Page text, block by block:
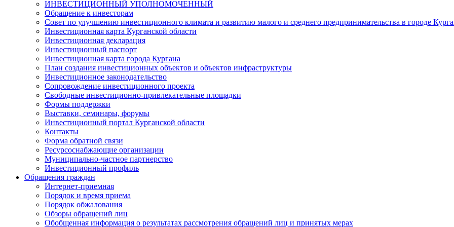
ИНВЕСТИЦИОННЫЙ УПОЛНОМОЧЕННЫЙ
Обращение к инвесторам
Совет по улучшению инвестиционного климата и развитию малого и среднего предпринимательства в городе
Инвестиционная карта Курганской области
Инвестиционная декларация
Инвестиционный паспорт
Инвестиционная карта города Кургана
План создания инвестиционных объектов и объектов инфраструктуры
Инвестиционное законодательство
Сопровождение инвестиционного проекта
Свободные инвестиционно-привлекательные площадки
Формы поддержки
Выставки, семинары, форумы
Инвестиционный портал Курганской области
Контакты
Форма обратной связи
Ресурсоснабжающие организации
Муниципально-частное партнерство
Инвестиционный профиль
Обращения граждан
Интернет-приемная
Порядок и время приема
Порядок обжалования
Обзоры обращений лиц
Обобщенная информация о результатах рассмотрения обращений лиц и принятых мерах